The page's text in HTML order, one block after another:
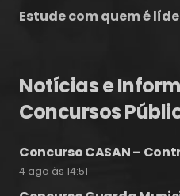
Estude com quem é
Notícias e
Concursos
Concurso CASAN –
4 ago às 14:51